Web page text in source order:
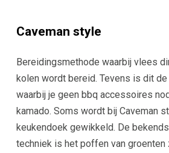
Caveman style
Bereidingsmethode waarbij vlees
kolen wordt bereid. Tevens is dit
waarbij je geen bbq accessoires
kamado. Soms wordt bij Caveman
keukendoek gewikkeld. De
techniek is het poffen van